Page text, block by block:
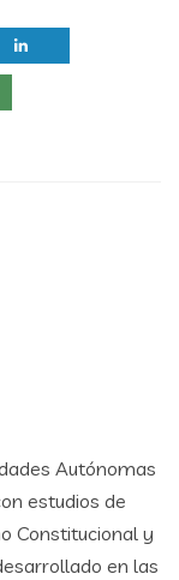
Autónomas
estudios de
Constitucional y
en las